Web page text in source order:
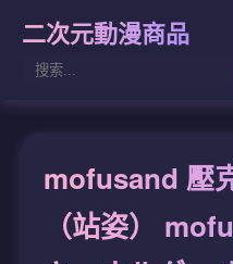
二次元動漫商品
mofusand 壓
（站姿）